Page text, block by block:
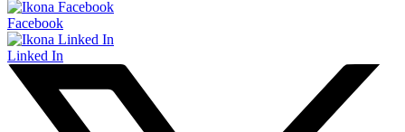
Facebook
Linked In